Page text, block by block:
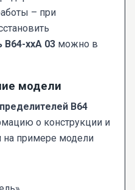
– при
В64-ххА 03 можно в
модели
В64
о конструкции и
на примере модели